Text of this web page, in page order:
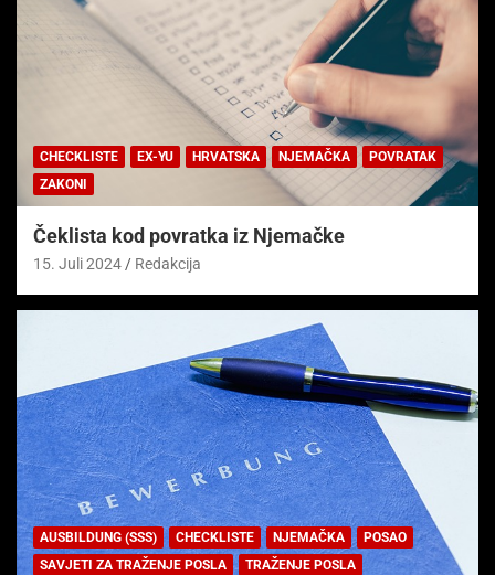
CHECKLISTE EX-YU HRVATSKA NJEMAČKA
POVRATAK
ZAKONI
Čeklista kod povratka iz Njemačke
15. Juli 2024 Redakcija
AUSBILDUNG (SSS) CHECKLISTE NJEMAČKA
POSAO
SAVJETI ZA TRAŽENJE POSLA
TRAŽENJE POSLA